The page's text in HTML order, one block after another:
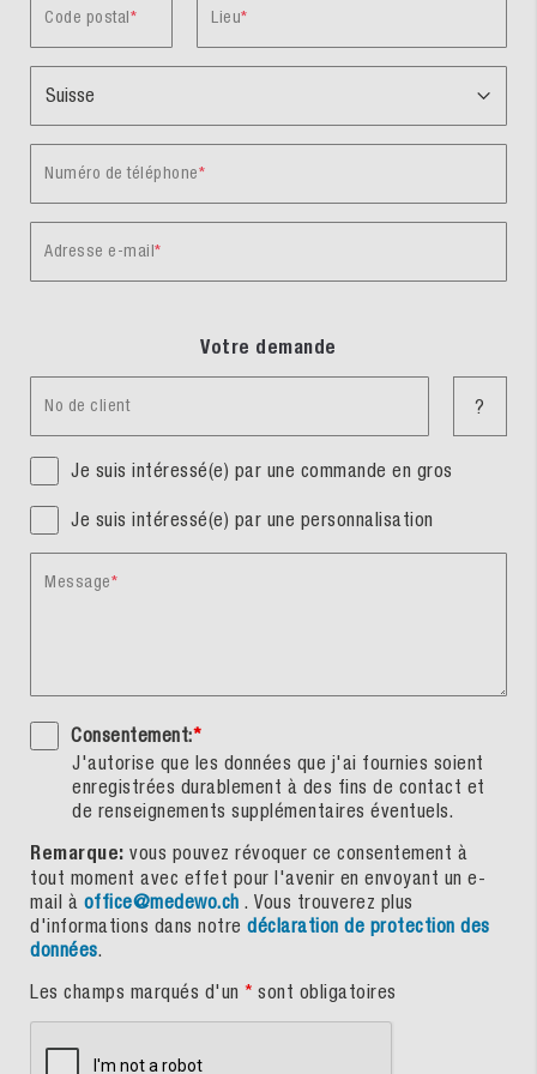
Code postal Lieu
Numéro de téléphone
Adresse e-mail
Votre demande
No de client ?
Je suis intéressé(e) par une commande en gros
Je suis intéressé(e) par une personnalisation
Message
Consentement:*
J'autorise que les données que j'ai fournies soient
enregistrées durablement à des fins de contact et
de renseignements supplémentaires éventuels.
Remarque: vous pouvez révoquer ce consentement à
tout moment avec effet pour l'avenir en envoyant un e-
mail à office@medewo.ch . Vous trouverez plus
d'informations dans notre déclaration de protection des
données.
Les champs marqués d'un * sont obligatoires